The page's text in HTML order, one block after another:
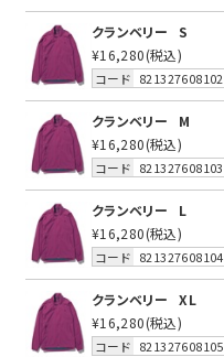
クランベリー
S
¥16,280(税込)
コード 821327608102
クランベリー
M
¥16,280(税込)
コード 821327608103
クランベリー
L
¥16,280(税込)
コード 821327608104
クランベリー
XL
¥16,280(税込)
コード 821327608105